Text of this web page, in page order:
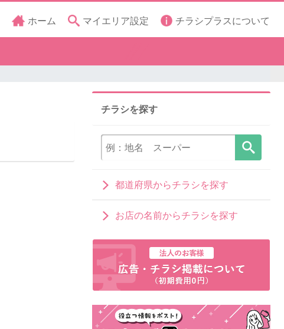
ホーム マイエリア設定 チラシプラスについて
チラシを探す
都道府県からチラシを探す
お店の名前からチラシを探す